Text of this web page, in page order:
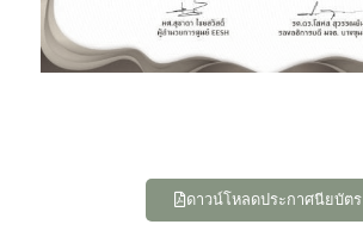
ดาวน์โหลดประกาศนียบัตร